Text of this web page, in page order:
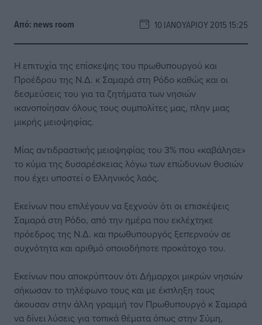
Από: news room 10 ΙΑΝΟΥΑΡΊΟΥ 2015 15:25
Η επιτυχία της επίσκεψης του πρωθυπουργού και
Προέδρου της Ν.Δ. κ Σαμαρά στη Ρόδο καθώς και οι
δεσμεύσεις του για τα ζητήματα των νησιών
ικανοποίησαν όλους τους συμπολίτες μας, πλην μιας
μικρής μειοψηφίας.
Μίας αντιδραστικής μειοψηφίας του 3% που «καβάλησε»
το κύμα της δυσαρέσκειας λόγω των επώδυνων θυσιών
που έχει υποστεί ο Ελληνικός λαός.
Εκείνων που επιλέγουν να ξεχνούν ότι οι επισκέψεις
Σαμαρά στη Ρόδο, από την ημέρα που εκλέχτηκε
πρόεδρος της Ν.Δ. και πρωθυπουργός ξεπερνούν σε
συχνότητα και αριθμό οποιοδήποτε προκάτοχο του.
Εκείνων που αποκρύπτουν ότι Δήμαρχοι μικρών νησιών
σήκωσαν το τηλέφωνο τους και με έκπληξη τους
άκουσαν στην άλλη γραμμή τον Πρωθυπουργό κ Σαμαρά
να δίνει λύσεις για τοπικά θέματα όπως στην Σύμη,